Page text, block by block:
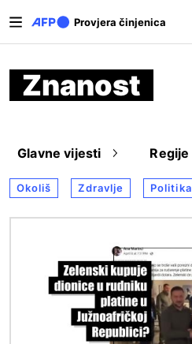
Provjera činjenica
Znanost
Glavne vijesti Regije
Okoliš Zdravlje Politika